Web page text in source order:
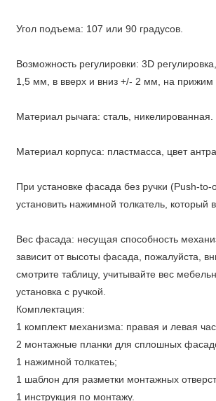
Угол подъема: 107 или 90 градусов.
Возможность регулировки: 3D
1,5 мм, в вверх и вниз +/- 2 мм, на прижим
Материал рычага: сталь, никелированная.
Материал корпуса: пластмасса, цвет
При установке фасада без ручки (Push-
установить нажимной толкатель, который
Вес фасада: несущая способность
зависит от высоты фасада, пожалуйста,
смотрите таблицу, учитывайте вес
установка с ручкой.
Комплектация:
1 комплект механизма: правая и левая
2 монтажные планки для сплошных
1 нажимной толкатеь;
1 шаблон для разметки монтажных
1 инструкция по монтажу.